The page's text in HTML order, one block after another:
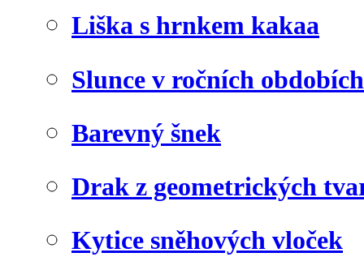
Liška s hrnkem kakaa
Slunce v ročních obdobích
Barevný šnek
Drak z geometrických
Kytice sněhových vloček